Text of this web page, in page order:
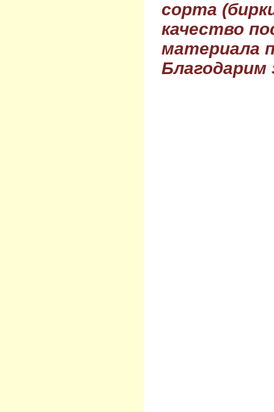
сорта
качество
материала
Благодарим